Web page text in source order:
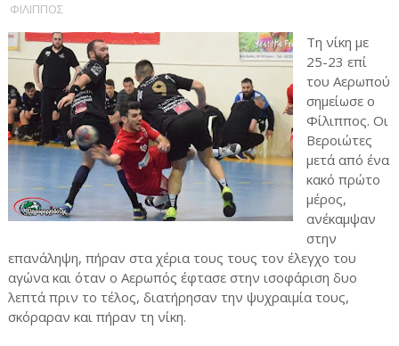
ΦΙΛΙΠΠΟΣ
Τη νίκη με
25-23 επί
του Αερωπού
σημείωσε ο
Φίλιππος. Οι
Βεροιώτες
μετά από ένα
κακό πρώτο
μέρος,
ανέκαμψαν
στην
επανάληψη, πήραν στα χέρια τους τους τον έλεγχο του
αγώνα και όταν ο Αερωπός έφτασε στην ισοφάριση δυο
λεπτά πριν το τέλος, διατήρησαν την ψυχραιμία τους,
σκόραραν και πήραν τη νίκη.